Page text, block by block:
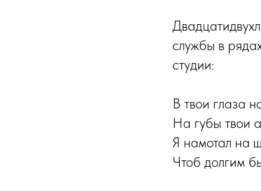
службы в
студии:
В твои глаза
На губы твои
Я намотал на
Чтоб долгим